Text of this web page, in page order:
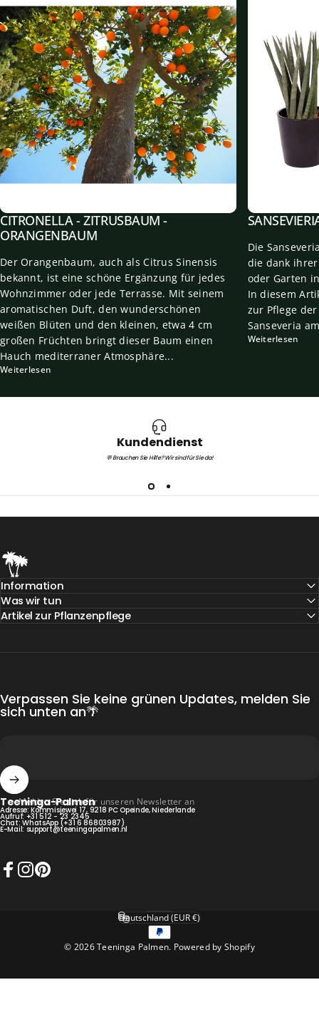
CITRONELLA - ZITRUSBAUM -
ORANGENBAUM
Der Orangenbaum, auch als Citrus Sinensis
bekannt, ist eine schöne Ergänzung für jedes
Wohnzimmer oder jede Terrasse. Mit seinem
aromatischen Duft, den wunderschönen
weißen Blüten und den kleinen, etwa 4 cm
großen Früchten bringt dieser Baum einen
Hauch mediterraner Atmosphäre...
Weiterlesen
Die
die dank
oder Garten
In diesem
zur Pflege
Sanseveria
Weiterlesen
Kundendienst
💬 Brauchen Sie Hilfe? Wir sind für Sie da!
Teeninga Palmen
Information
Was wir tun
Artikel zur Pflanzenpflege
Verpassen Sie keine grünen Updates, melden Sie
sich unten an🌴
Melden Sie sich für unseren Newsletter an
Teeninga-Palmen
Adresse: Kommisjewei 17, 9218 PC Opeinde, Niederlande
Aufruf: +31 512 - 23 2345
Chat:WhatsApp (+31 6 86803987)
E-Mail: support@teeningapalmen.nl
© 2026 Teeninga Palmen. Powered by Shopify
Sprache
Land/Region
Deutschland (EUR €)